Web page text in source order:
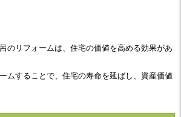
のリフォームは、住宅の価値を高める効果があ
ムすることで、住宅の寿命を延ばし、資産価値